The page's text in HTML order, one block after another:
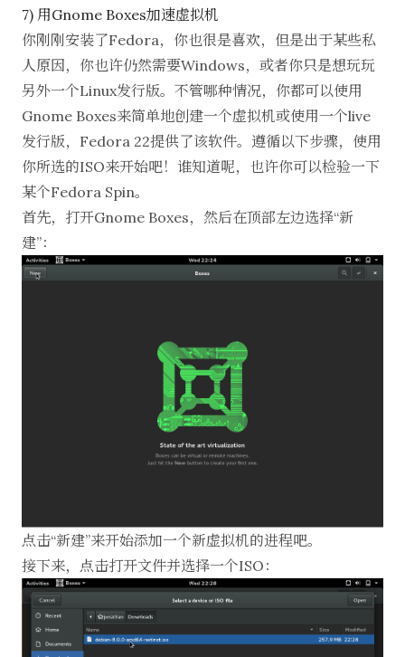
7) 用Gnome Boxes加速虚拟机
你刚刚安装了Fedora，你也很是喜欢，但是出于某些私
人原因，你也许仍然需要Windows，或者你只是想玩玩
另外一个Linux发行版。不管哪种情况，你都可以使用
Gnome Boxes来简单地创建一个虚拟机或使用一个live
发行版，Fedora 22提供了该软件。遵循以下步骤，使用
你所选的ISO来开始吧！谁知道呢，也许你可以检验一下
某个Fedora Spin。
首先，打开Gnome Boxes，然后在顶部左边选择“新
建”：
点击“新建”来开始添加一个新虚拟机的进程吧。
接下来，点击打开文件并选择一个ISO：